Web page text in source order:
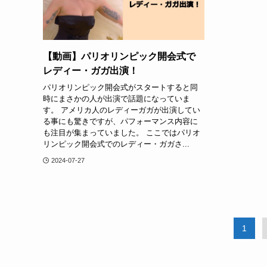
【動画】パリオリンピック開会式で
レディー・ガガ出演！
パリオリンピック開会式がスタートすると同
時にまさかの人が出演で話題になっていま
す。 アメリカ人のレディーガガが出演してい
る事にも驚きですが、パフォーマンス内容に
も注目が集まっていました。 ここではパリオ
リンピック開会式でのレディー・ガガさ...
2024-07-27
1